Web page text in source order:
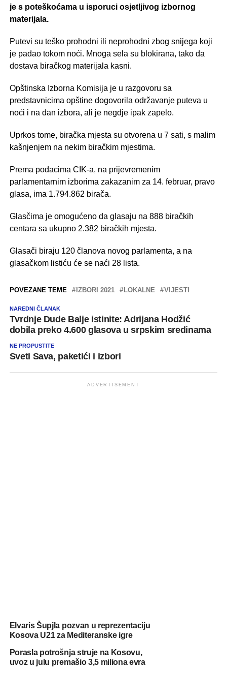
je s poteškoćama u isporuci osjetljivog izbornog
materijala.
Putevi su teško prohodni ili neprohodni zbog snijega koji
je padao tokom noći. Mnoga sela su blokirana, tako da
dostava biračkog materijala kasni.
Opštinska Izborna Komisija je u razgovoru sa
predstavnicima opštine dogovorila održavanje puteva u
noći i na dan izbora, ali je negdje ipak zapelo.
Uprkos tome, biračka mjesta su otvorena u 7 sati, s malim
kašnjenjem na nekim biračkim mjestima.
Prema podacima CIK-a, na prijevremenim
parlamentarnim izborima zakazanim za 14. februar, pravo
glasa, ima 1.794.862 birača.
Glasčima je omogućeno da glasaju na 888 biračkih
centara sa ukupno 2.382 biračkih mjesta.
Glasači biraju 120 članova novog parlamenta, a na
glasačkom listiću će se naći 28 lista.
POVEZANE TEME IZBORI 2021 LOKALNE VIJESTI
NAREDNI ČLANAK
Tvrdnje Dude Balje istinite: Adrijana Hodžić
dobila preko 4.600 glasova u srpskim sredinama
NE PROPUSTITE
Sveti Sava, paketići i izbori
ADVERTISEMENT
Elvaris Šupjla pozvan u reprezentaciju
Kosova U21 za Mediteranske igre
Porasla potrošnja struje na Kosovu,
uvoz u julu premašio 3,5 miliona evra